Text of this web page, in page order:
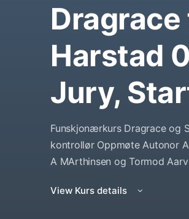
Harstad
Jury,
Funskjonærkurs Dragrace og
kontrollør Oppmøte Autonor
A MArthinsen og Tormod
View Kurs details